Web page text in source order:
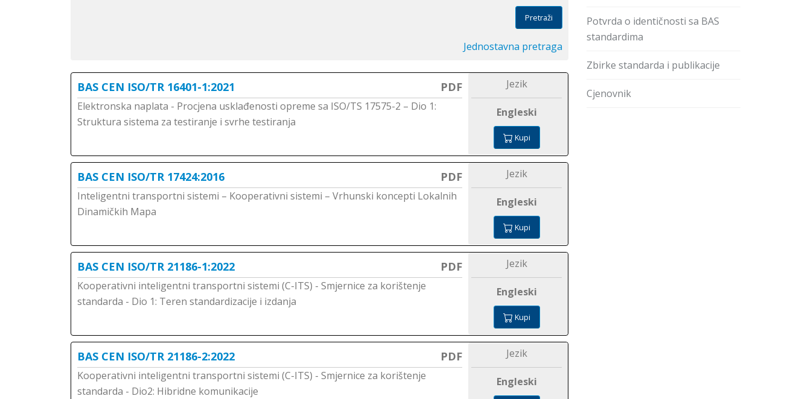
Pretraži
Jednostavna pretraga
BAS CEN ISO/TR 16401-1:2021 PDF
Elektronska naplata - Procjena usklađenosti opreme sa ISO/TS 17575-2 – Dio 1:
Struktura sistema za testiranje i svrhe testiranja
Jezik
Engleski
Kupi
BAS CEN ISO/TR 17424:2016 PDF
Inteligentni transportni sistemi – Kooperativni sistemi – Vrhunski koncepti Lokalnih
Dinamičkih Mapa
Jezik
Engleski
Kupi
BAS CEN ISO/TR 21186-1:2022 PDF
Kooperativni inteligentni transportni sistemi (C-ITS) - Smjernice za korištenje
standarda - Dio 1: Teren standardizacije i izdanja
Jezik
Engleski
Kupi
BAS CEN ISO/TR 21186-2:2022 PDF
Kooperativni inteligentni transportni sistemi (C-ITS) - Smjernice za korištenje
standarda - Dio2: Hibridne komunikacije
Jezik
Engleski
Potvrda o identičnosti sa BAS
standardima
Zbirke standarda i publikacije
Cjenovnik